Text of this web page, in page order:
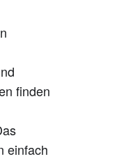
finden
einfach